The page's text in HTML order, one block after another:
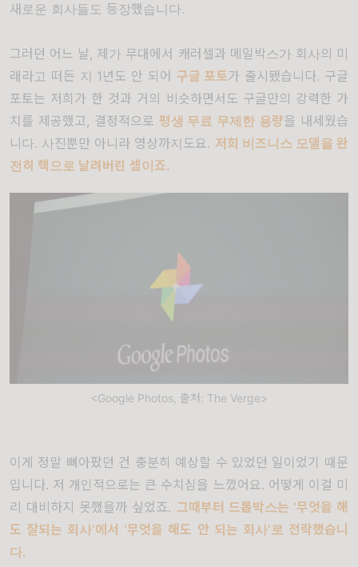
새로운 회사들도 등장했습니다.
그러던 어느 날, 제가 무대에서 캐러셀과 메일박스가 회사의 미
래라고 떠든 지 1 년도 안 되어 구글 포토가 출시됐습니다. 구글
포토는 저희가 한 것과 거의 비슷하면서도 구글만의 강력한 가
치를 제공했고, 결정적으로 평생 무료 무제한 용량을 내세웠습
니다. 사진뿐만 아니라 영상까지도요. 저희 비즈니스 모델을 완
전히 핵으로 날려버린 셈이죠.
<Google Photos, 출처: The Verge>
이게 정말 뼈아팠던 건 충분히 예상할 수 있었던 일이었기 때문
입니다. 저 개인적으로는 큰 수치심을 느꼈어요. 어떻게 이걸 미
리 대비하지 못했을까 싶었죠. 그때부터 드롭박스는 ‘무엇을 해
도 잘되는 회사’에서 ‘무엇을 해도 안 되는 회사’ 로 전락했습니
다.